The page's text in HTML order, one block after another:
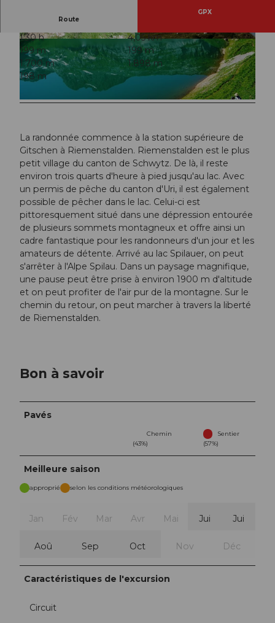
© Wikimedia Commons, Schwyz Tourismus, DSC01618;Friedo
© FH Furrer, alp-spilau.ch |
© Copyright-Angabe © Michael Meier, stahlseil.
Route
GPX
1:30 h
4,05 km
199 m
199 m
1.700 m
1.898 m
198 m
La randonnée commence à la station supérieure de
Gitschen à Riemenstalden. Riemenstalden est le plus
petit village du canton de Schwytz. De là, il reste
environ trois quarts d'heure à pied jusqu'au lac. Avec
un permis de pêche du canton d'Uri, il est également
possible de pêcher dans le lac. Celui-ci est
pittoresquement situé dans une dépression entourée
de plusieurs sommets montagneux et offre ainsi un
cadre fantastique pour les randonneurs d'un jour et les
amateurs de détente. Arrivé au lac Spilauer, on peut
s'arrêter à l'Alpe Spilau. Dans un paysage magnifique,
une pause peut être prise à environ 1900 m d'altitude
et on peut profiter de l'air pur de la montagne. Sur le
chemin du retour, on peut marcher à travers la liberté
de Riemenstalden.
Bon à savoir
Pavés
Chemin
(43%)
Sentier
(57%)
Meilleure saison
approprié selon les conditions météorologiques
Jan Fév Mar Avr Mai Jui Jui
Aoû Sep Oct Nov Déc
Caractéristiques de l'excursion
Circuit